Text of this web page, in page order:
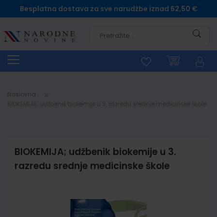
Besplatna dostava za sve narudžbe iznad 62,50 €
Naslovna
BIOKEMIJA; udžbenik biokemije u 3.
razredu srednje medicinske škole